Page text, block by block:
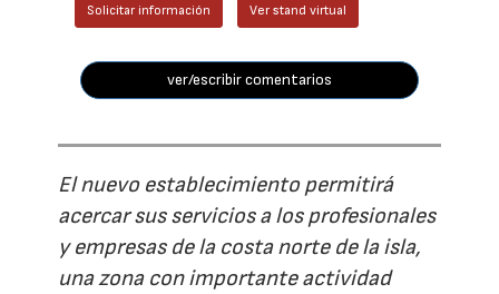
Solicitar información Ver stand virtual
ver/escribir comentarios
El nuevo establecimiento permitirá
acercar sus servicios a los profesionales
y empresas de la costa norte de la isla,
una zona con importante actividad